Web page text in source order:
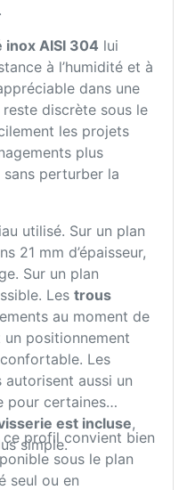
inox AISI 304 lui
à l’humidité et à
dans une
discrète sous le
les projets
plus
perturber la
utilisé. Sur un plan
21 mm d’épaisseur,
Sur un plan
Les trous
au moment de
un positionnement
Les
aussi un
pour certaines
est incluse,
simple.
profil convient bien
sous le plan
seul ou en